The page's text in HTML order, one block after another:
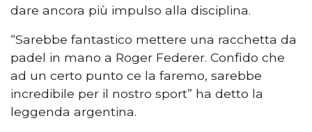
dare ancora più impulso alla disciplina.
“Sarebbe fantastico mettere una racchetta da
padel in mano a Roger Federer. Confido che
ad un certo punto ce la faremo, sarebbe
incredibile per il nostro sport” ha detto la
leggenda argentina.